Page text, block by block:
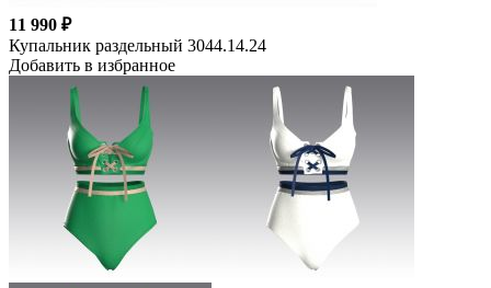
11 990 ₽
Купальник раздельный 3044.14.24
Добавить в избранное